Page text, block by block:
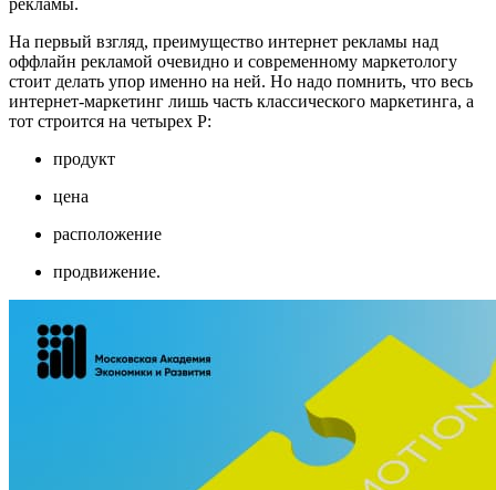
рекламы.
На первый взгляд, преимущество интернет рекламы над
оффлайн рекламой очевидно и современному маркетологу
стоит делать упор именно на ней. Но надо помнить, что весь
интернет-маркетинг лишь часть классического маркетинга, а
тот строится на четырех P:
продукт
цена
расположение
продвижение.